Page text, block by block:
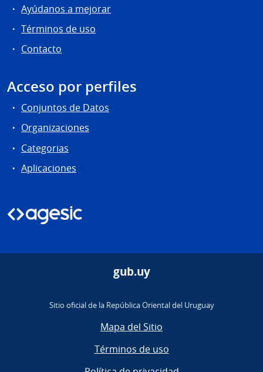
Ayúdanos a mejorar
Términos de uso
Contacto
Acceso por perfiles
Conjuntos de Datos
Organizaciones
Categorias
Aplicaciones
gub.uy
Sitio oficial de la República Oriental del Uruguay
Mapa del Sitio
Términos de uso